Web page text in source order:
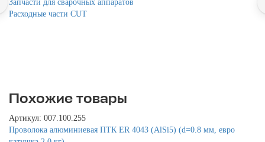
Запчасти для сварочных аппаратов
Расходные части CUT
Похожие товары
Артикул: 007.100.255
Проволока алюминиевая ПТК ER 4043 (AlSi5) (d=0.8 мм, евро